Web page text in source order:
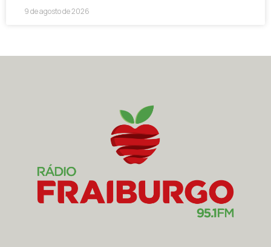
9 de agosto de 2026